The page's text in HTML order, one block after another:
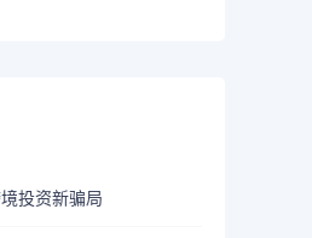
投资新骗局